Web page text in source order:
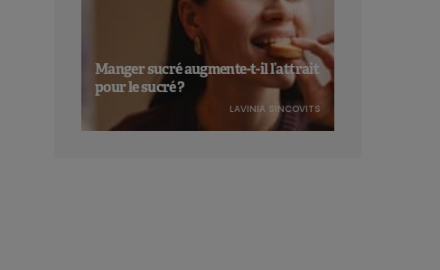
Manger sucré augmente-t-il l’attrait
pour le sucré ?
LAVINIA SINCOVITS